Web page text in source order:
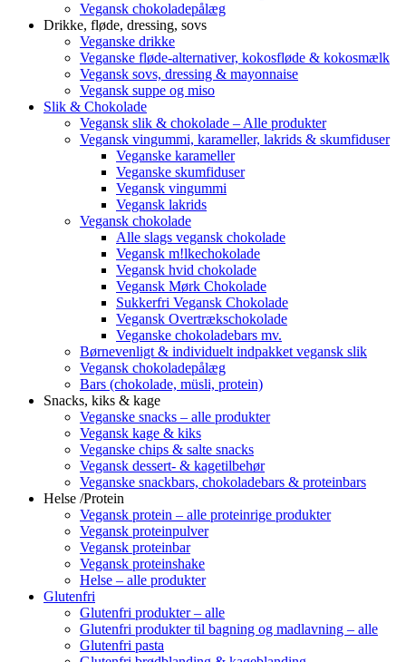
Vegansk chokoladepålæg
Drikke, fløde, dressing, sovs
Veganske drikke
Veganske fløde-alternativer, kokosfløde & kokosmælk
Vegansk sovs, dressing & mayonnaise
Vegansk suppe og miso
Slik & Chokolade
Vegansk slik & chokolade – Alle produkter
Vegansk vingummi, karameller, lakrids & skumfiduser
Veganske karameller
Veganske skumfiduser
Vegansk vingummi
Vegansk lakrids
Vegansk chokolade
Alle slags vegansk chokolade
Vegansk m!lkechokolade
Vegansk hvid chokolade
Vegansk Mørk Chokolade
Sukkerfri Vegansk Chokolade
Vegansk Overtrækschokolade
Veganske chokoladebars mv.
Børnevenligt & individuelt indpakket vegansk slik
Vegansk chokoladepålæg
Bars (chokolade, müsli, protein)
Snacks, kiks & kage
Veganske snacks – alle produkter
Vegansk kage & kiks
Veganske chips & salte snacks
Vegansk dessert- & kagetilbehør
Veganske snackbars, chokoladebars & proteinbars
Helse /Protein
Vegansk protein – alle proteinrige produkter
Vegansk proteinpulver
Vegansk proteinbar
Vegansk proteinshake
Helse – alle produkter
Glutenfri
Glutenfri produkter – alle
Glutenfri produkter til bagning og madlavning – alle
Glutenfri pasta